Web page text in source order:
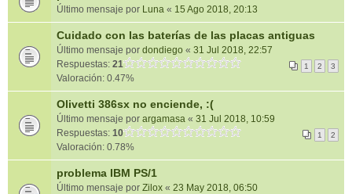
Último mensaje por Luna « 15 Ago 2018, 20:13
Cuidado con las baterías de las placas antiguas
Último mensaje por dondiego « 31 Jul 2018, 22:57
Respuestas: 21 1 2 3
Valoración: 0.47%
Olivetti 386sx no enciende, :(
Último mensaje por argamasa « 31 Jul 2018, 10:59
Respuestas: 10 1 2
Valoración: 0.78%
problema IBM PS/1
Último mensaje por Zilox « 23 May 2018, 06:50